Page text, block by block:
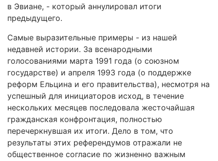
в Эвиане, - который аннулировал итоги
предыдущего.
Самые выразительные примеры - из нашей
недавней истории. За всенародными
голосованиями марта 1991 года (о союзном
государстве) и апреля 1993 года (о поддержке
реформ Ельцина и его правительства), несмотря на
успешный для инициаторов исход, в течение
нескольких месяцев последовала жесточайшая
гражданская конфронтация, полностью
перечеркнувшая их итоги. Дело в том, что
результаты этих референдумов отражали не
общественное согласие по жизненно важным